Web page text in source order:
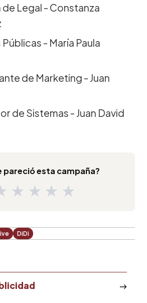
Legal - Constanza
- María Paula
de Marketing - Juan
de Sistemas - Juan David
pareció esta campaña?
★ ★ ★ ★
DiDi